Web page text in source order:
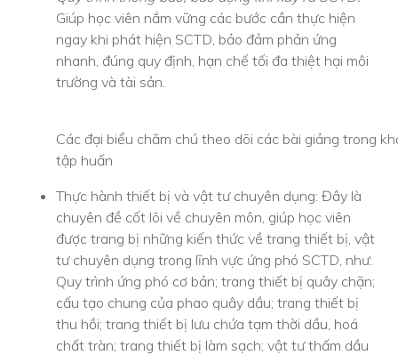
Giúp học viên nắm vững các bước cần thực hiện
ngay khi phát hiện SCTD, bảo đảm phản ứng
nhanh, đúng quy định, hạn chế tối đa thiệt hại môi
trường và tài sản.
Các đại biểu chăm chú theo dõi các bài giảng trong
tập huấn
Thực hành thiết bị và vật tư chuyên dụng: Đây là
chuyên đề cốt lõi về chuyên môn, giúp học viên
được trang bị những kiến thức về trang thiết bị, vật
tư chuyên dụng trong lĩnh vực ứng phó SCTD, như:
Quy trình ứng phó cơ bản; trang thiết bị quây chặn;
cấu tạo chung của phao quây dầu; trang thiết bị
thu hồi; trang thiết bị lưu chứa tạm thời dầu, hoá
chất tràn; trang thiết bị làm sạch; vật tư thấm dầu